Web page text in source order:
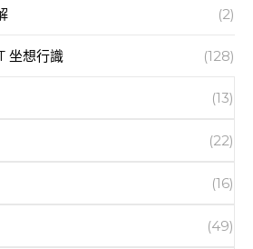
(2)
坐想行識 (128)
(13)
(22)
(16)
(49)